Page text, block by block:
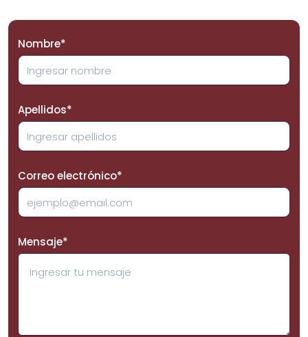
Nombre*
Apellidos*
Correo electrónico*
Mensaje*